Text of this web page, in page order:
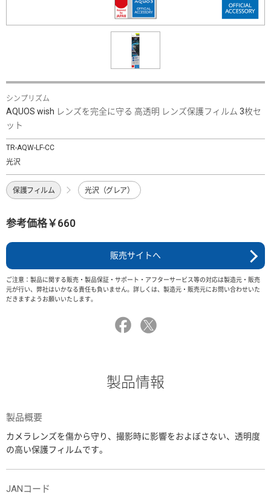
シンプリズム
AQUOS wish レンズを完全に守る 高透明 レンズ保護フィルム 3枚セ
ット
TR-AQW-LF-CC
光沢
保護フィルム 光沢（グレア）
参考価格￥660
販売サイトへ
ご注意：製品に関する販売・製品保証・サポート・アフターサービス等の対応は製造元・販売
元が行い、弊社はいかなる責任も負いません。詳しくは、製造元・販売元にお問い合わせいた
だきますようお願いいたします。
製品情報
製品概要
カメラレンズを傷から守り、撮影時に影響をおよぼさない、透明度
の高い保護フィルムです。
JANコード